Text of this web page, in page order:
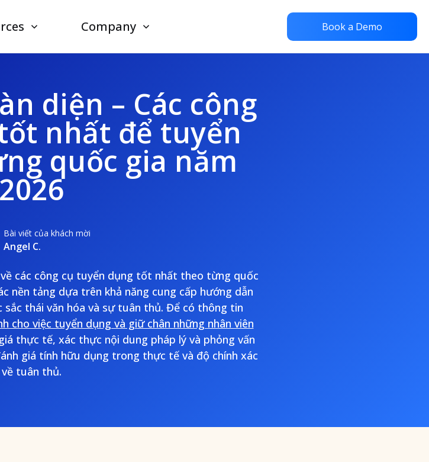
Company Book a Demo
diện – Các công
nhất để tuyển
quốc gia năm
2026
Bài viết của khách mời
Angel C.
các công cụ tuyển dụng tốt nhất theo từng quốc
nền tảng dựa trên khả năng cung cấp hướng dẫn
thái văn hóa và sự tuân thủ. Để có thông tin
cho việc tuyển dụng và giữ chân những nhân viên
thực tế, xác thực nội dung pháp lý và phỏng vấn
giá tính hữu dụng trong thực tế và độ chính xác
về tuân thủ.